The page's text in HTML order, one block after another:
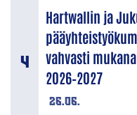
26.06.
Hartwallin ja
vahvasti
2026–2027